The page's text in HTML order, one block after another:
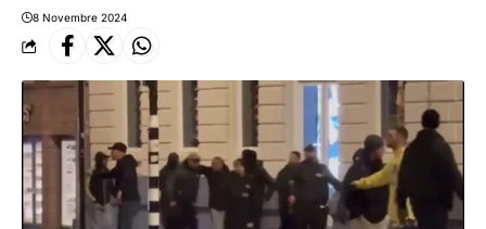
8 Novembre 2024